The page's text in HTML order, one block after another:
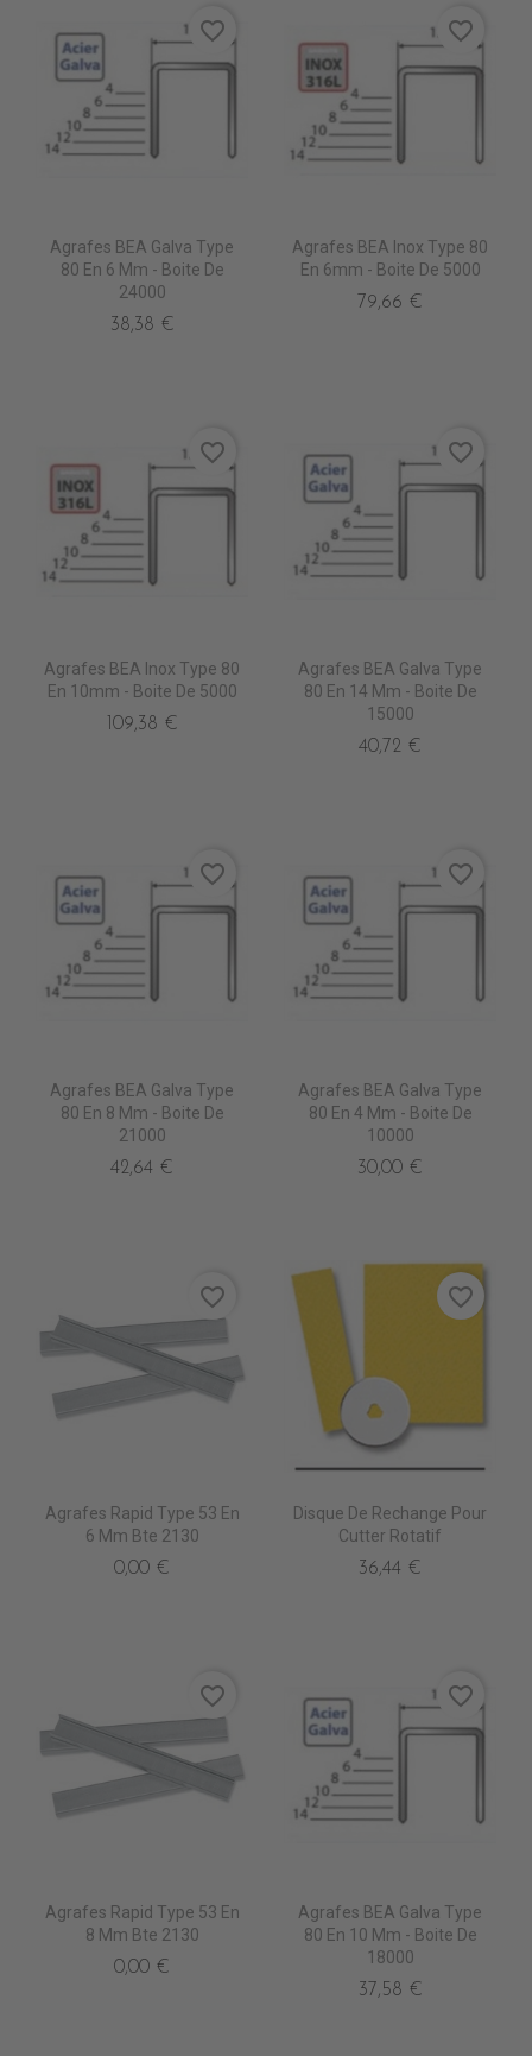
Agrafes BEA Galva Type
80 En 6 Mm - Boite De
24000
38,38 €
favorite_border
Agrafes BEA Inox Type 80
En 6mm - Boite De 5000
79,66 €
favorite_border
Agrafes BEA Inox Type 80
En 10mm - Boite De 5000
109,38 €
favorite_border
Agrafes BEA Galva Type
80 En 14 Mm - Boite De
15000
40,72 €
favorite_border
Agrafes BEA Galva Type
80 En 8 Mm - Boite De
21000
42,64 €
favorite_border
Agrafes BEA Galva Type
80 En 4 Mm - Boite De
10000
30,00 €
favorite_border
Agrafes Rapid Type 53 En
6 Mm Bte 2130
0,00 €
favorite_border
Disque De Rechange Pour
Cutter Rotatif
36,44 €
favorite_border
Agrafes Rapid Type 53 En
8 Mm Bte 2130
0,00 €
favorite_border
Agrafes BEA Galva Type
80 En 10 Mm - Boite De
18000
37,58 €
favorite_border